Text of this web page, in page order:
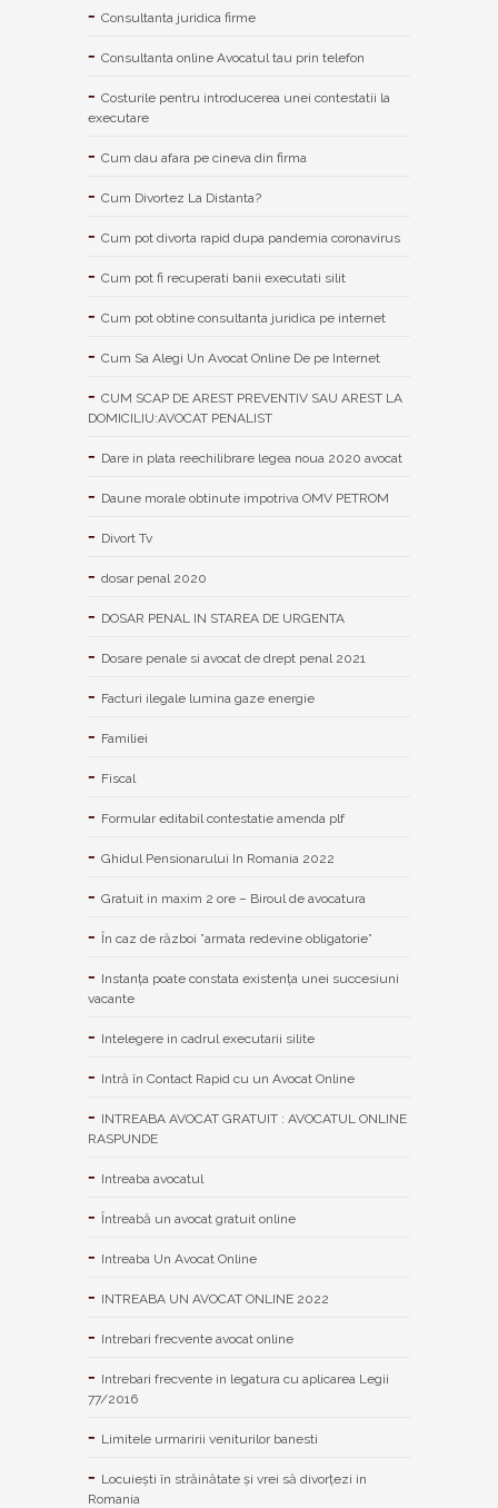
Consultanta juridica firme
Consultanta online Avocatul tau prin telefon
Costurile pentru introducerea unei contestatii la
executare
Cum dau afara pe cineva din firma
Cum Divortez La Distanta?
Cum pot divorta rapid dupa pandemia coronavirus
Cum pot fi recuperati banii executati silit
Cum pot obtine consultanta juridica pe internet
Cum Sa Alegi Un Avocat Online De pe Internet
CUM SCAP DE AREST PREVENTIV SAU AREST LA
DOMICILIU:AVOCAT PENALIST
Dare in plata reechilibrare legea noua 2020 avocat
Daune morale obtinute impotriva OMV PETROM
Divort Tv
dosar penal 2020
DOSAR PENAL IN STAREA DE URGENTA
Dosare penale si avocat de drept penal 2021
Facturi ilegale lumina gaze energie
Familiei
Fiscal
Formular editabil contestatie amenda plf
Ghidul Pensionarului In Romania 2022
Gratuit in maxim 2 ore – Biroul de avocatura
În caz de război ”armata redevine obligatorie”
Instanța poate constata existenţa unei succesiuni
vacante
Intelegere in cadrul executarii silite
Intră în Contact Rapid cu un Avocat Online
INTREABA AVOCAT GRATUIT : AVOCATUL ONLINE
RASPUNDE
Intreaba avocatul
Întreabă un avocat gratuit online
Intreaba Un Avocat Online
INTREABA UN AVOCAT ONLINE 2022
Intrebari frecvente avocat online
Intrebari frecvente in legatura cu aplicarea Legii
77/2016
Limitele urmaririi veniturilor banesti
Locuiești în străinătate și vrei să divorțezi in
Romania